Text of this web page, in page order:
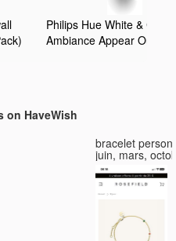
Philips Hue White & Color
Ambiance Appear
über Sprache oder App,
on HaveWish
bracelet
juin, mars,